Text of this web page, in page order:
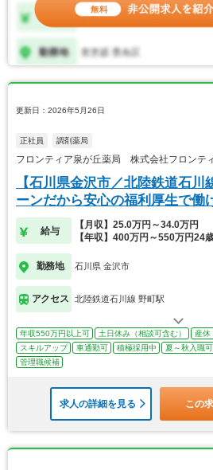
更新日：2026年5月26日
正社員 調剤薬局
フロンティア泉が丘薬局 株式会社フロンテ
【石川県金沢市／北陸鉄道石
ーンだから安心の福利厚生で働
給与
【月収】25.0万円～34.0万円
【年収】400万円～550万円24
勤務地 石川県 金沢市
アクセス 北陸鉄道石川線 野町駅
年収550万円以上可 土日休み（相談可含む） 産休
スキルアップ
車通勤可 積極採用中 夏～秋入職可
管理職候補
求人の詳細を見る この